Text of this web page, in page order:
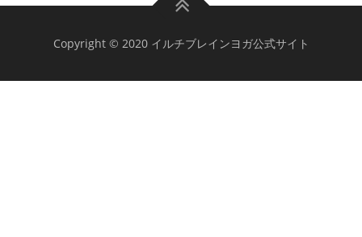
Copyright © 2020 イルチブレインヨガ公式サイト